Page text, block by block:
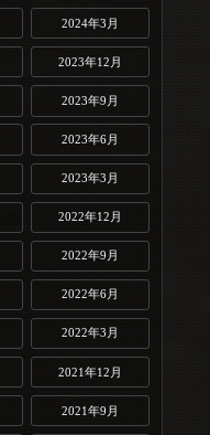
2024年3月
2023年12月
2023年9月
2023年6月
2023年3月
2022年12月
2022年9月
2022年6月
2022年3月
2021年12月
2021年9月